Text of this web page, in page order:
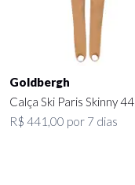
Goldbergh
Calça Ski Paris Skinny 44
R$ 441,00 por 7 dias